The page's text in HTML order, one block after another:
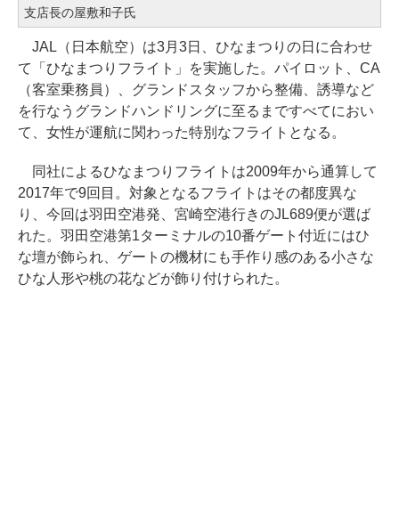
支店長の屋敷和子氏
JAL（日本航空）は3月3日、ひなまつりの日に合わせ
て「ひなまつりフライト」を実施した。パイロット、CA
（客室乗務員）、グランドスタッフから整備、誘導など
を行なうグランドハンドリングに至るまですべてにおい
て、女性が運航に関わった特別なフライトとなる。
同社によるひなまつりフライトは2009年から通算して
2017年で9回目。対象となるフライトはその都度異な
り、今回は羽田空港発、宮崎空港行きのJL689便が選ば
れた。羽田空港第1ターミナルの10番ゲート付近にはひ
な壇が飾られ、ゲートの機材にも手作り感のある小さな
ひな人形や桃の花などが飾り付けられた。